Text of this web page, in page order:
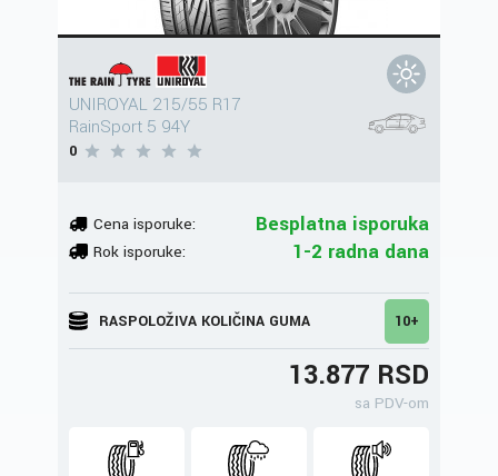
UNIROYAL 215/55 R17
RainSport 5 94Y
0
Cena isporuke: Besplatna isporuka
Rok isporuke: 1-2 radna dana
RASPOLOŽIVA KOLIČINA GUMA 10+
13.877 RSD
sa PDV-om